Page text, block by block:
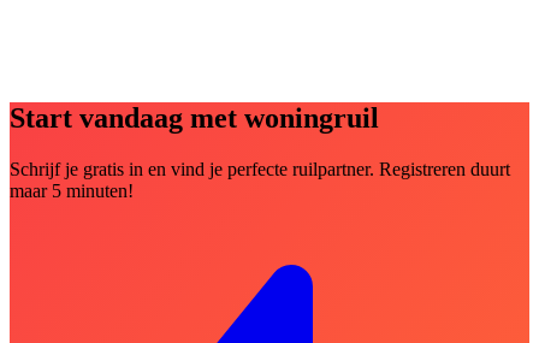
Start vandaag met woningruil
Schrijf je gratis in en vind je perfecte ruilpartner. Registreren duurt
maar 5 minuten!